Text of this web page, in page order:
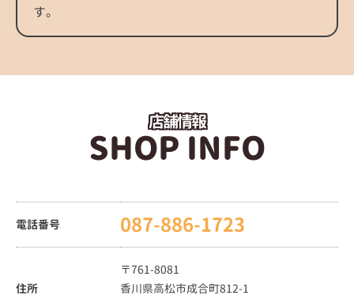
す。
店舗情報
SHOP INFO
電話番号 087-886-1723
住所
〒761-8081
香川県高松市成合町812-1